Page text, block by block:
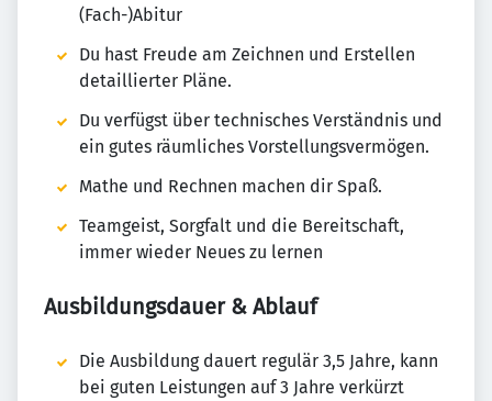
(Fach-)Abitur
Du hast Freude am Zeichnen und Erstellen
detaillierter Pläne.
Du verfügst über technisches Verständnis und
ein gutes räumliches Vorstellungsvermögen.
Mathe und Rechnen machen dir Spaß.
Teamgeist, Sorgfalt und die Bereitschaft,
immer wieder Neues zu lernen
Ausbildungsdauer & Ablauf
Die Ausbildung dauert regulär 3,5 Jahre, kann
bei guten Leistungen auf 3 Jahre verkürzt